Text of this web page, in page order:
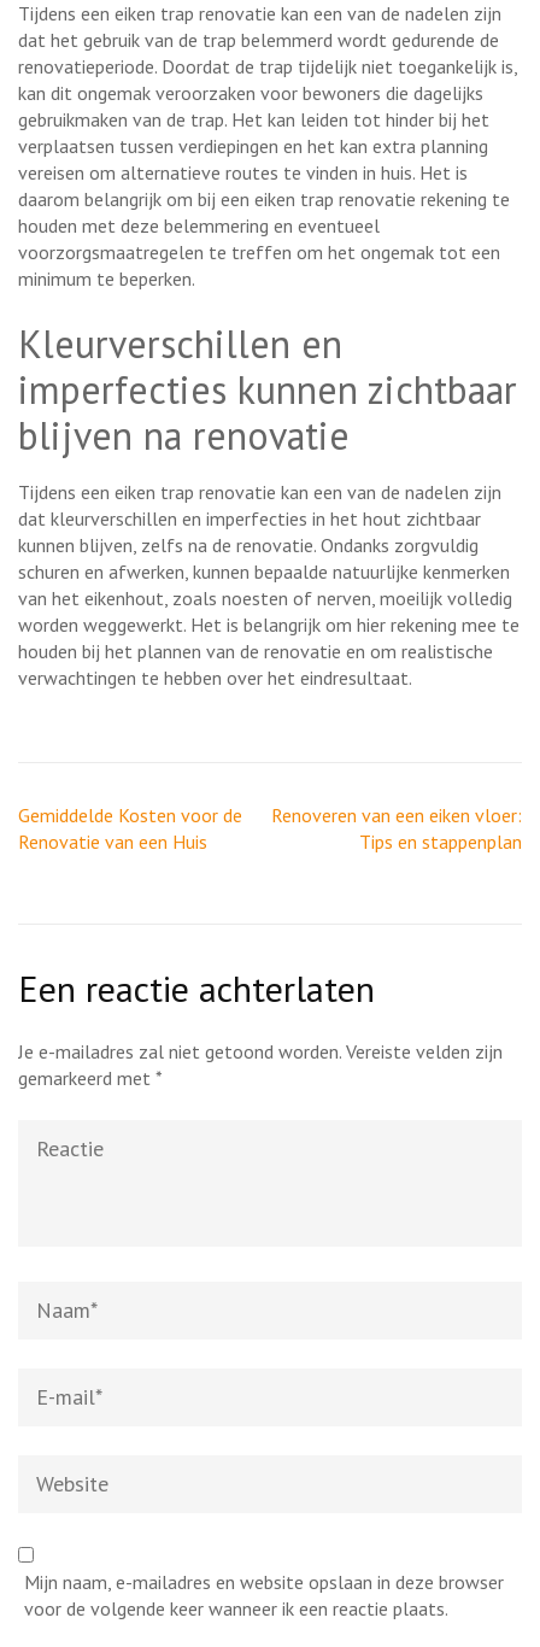
Tijdens een eiken trap renovatie kan een van de nadelen zijn
dat het gebruik van de trap belemmerd wordt gedurende de
renovatieperiode. Doordat de trap tijdelijk niet toegankelijk is,
kan dit ongemak veroorzaken voor bewoners die dagelijks
gebruikmaken van de trap. Het kan leiden tot hinder bij het
verplaatsen tussen verdiepingen en het kan extra planning
vereisen om alternatieve routes te vinden in huis. Het is
daarom belangrijk om bij een eiken trap renovatie rekening te
houden met deze belemmering en eventueel
voorzorgsmaatregelen te treffen om het ongemak tot een
minimum te beperken.
Kleurverschillen en
imperfecties kunnen zichtbaar
blijven na renovatie
Tijdens een eiken trap renovatie kan een van de nadelen zijn
dat kleurverschillen en imperfecties in het hout zichtbaar
kunnen blijven, zelfs na de renovatie. Ondanks zorgvuldig
schuren en afwerken, kunnen bepaalde natuurlijke kenmerken
van het eikenhout, zoals noesten of nerven, moeilijk volledig
worden weggewerkt. Het is belangrijk om hier rekening mee te
houden bij het plannen van de renovatie en om realistische
verwachtingen te hebben over het eindresultaat.
Berichtnavigatie
Gemiddelde Kosten voor de
Renovatie van een Huis
Renoveren van een eiken vloer:
Tips en stappenplan
Een reactie achterlaten
Je e-mailadres zal niet getoond worden. Vereiste velden zijn
gemarkeerd met *
mail*
Mijn naam, e-mailadres en website opslaan in deze browser
voor de volgende keer wanneer ik een reactie plaats.